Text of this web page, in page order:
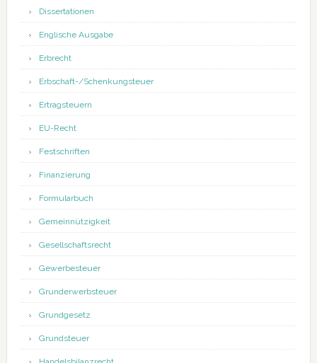
Dissertationen
Englische Ausgabe
Erbrecht
Erbschaft-/Schenkungsteuer
Ertragsteuern
EU-Recht
Festschriften
Finanzierung
Formularbuch
Gemeinnützigkeit
Gesellschaftsrecht
Gewerbesteuer
Grunderwerbsteuer
Grundgesetz
Grundsteuer